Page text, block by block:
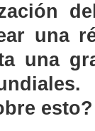
una
una
esto?